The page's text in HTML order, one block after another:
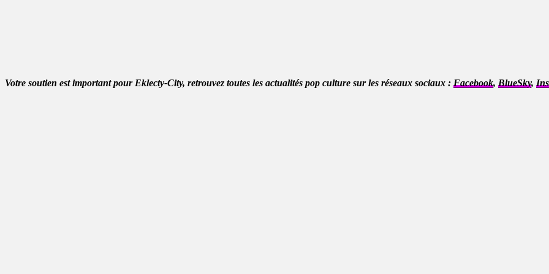
Votre soutien est important pour Eklecty-City, retrouvez toutes les actualités pop culture sur les réseaux sociaux : Facebook, BlueSky,